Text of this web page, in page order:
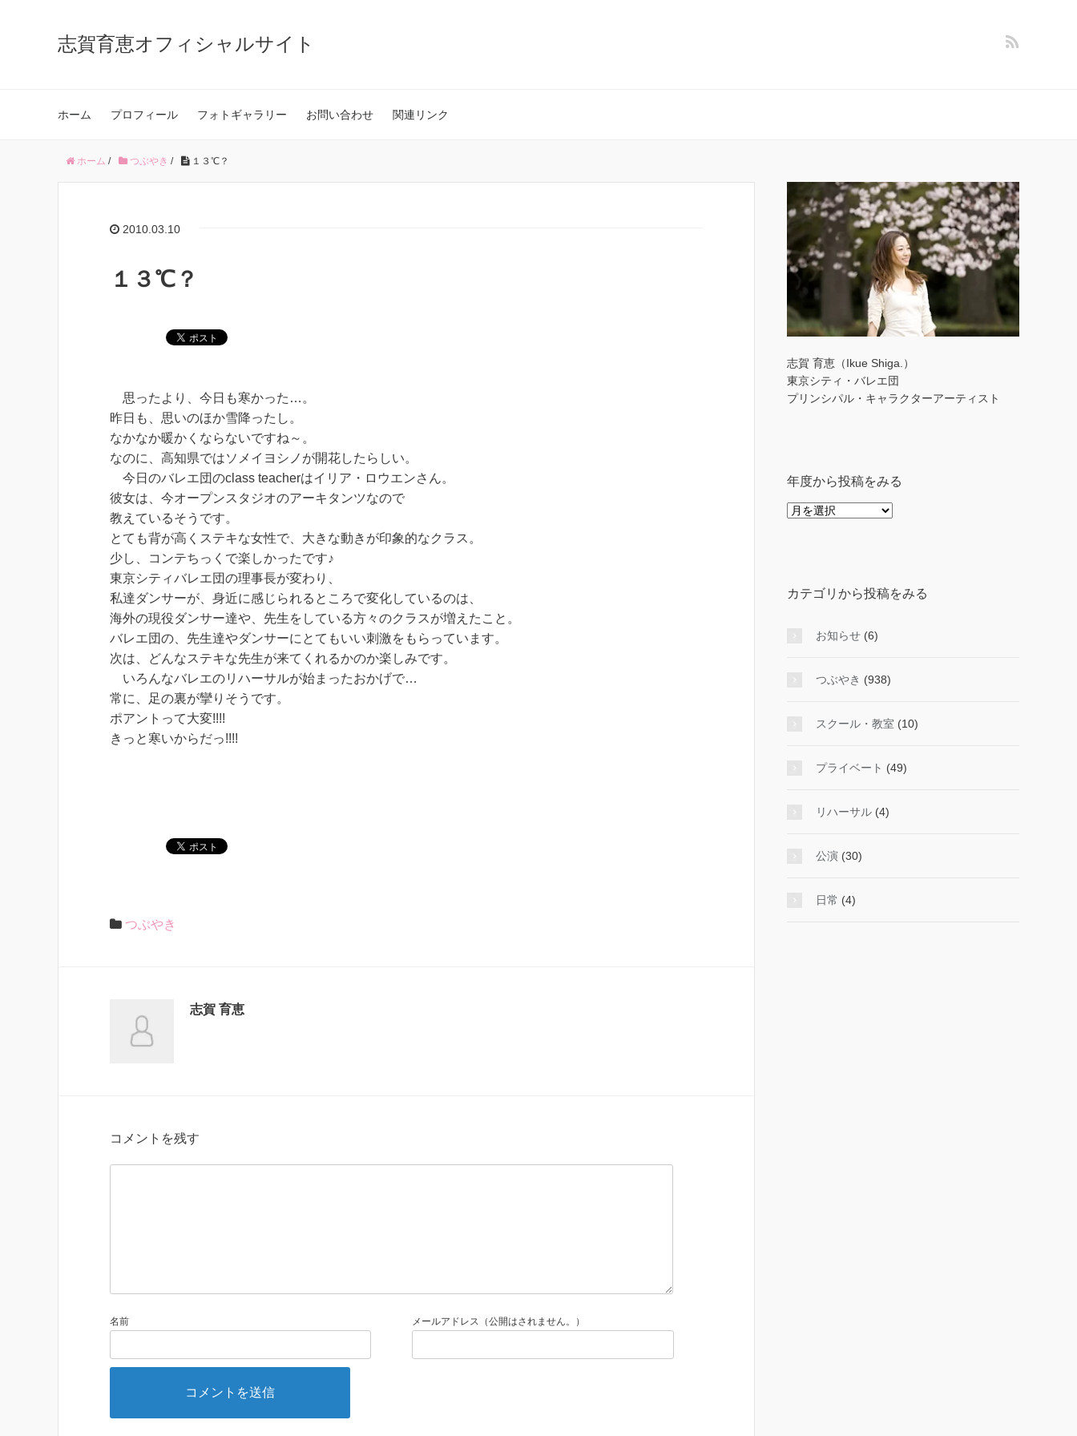
志賀育恵オフィシャルサイト
ホーム プロフィール フォトギャラリー お問い合わせ 関連リンク
ホーム / つぶやき / １３℃？
2010.03.10
１３℃？
思ったより、今日も寒かった…。
昨日も、思いのほか雪降ったし。
なかなか暖かくならないですね～。
なのに、高知県ではソメイヨシノが開花したらしい。
今日のバレエ団のclass teacherはイリア・ロウエンさん。
彼女は、今オープンスタジオのアーキタンツなので
教えているそうです。
とても背が高くステキな女性で、大きな動きが印象的なクラス。
少し、コンテちっくで楽しかったです♪
東京シティバレエ団の理事長が変わり、
私達ダンサーが、身近に感じられるところで変化しているのは、
海外の現役ダンサー達や、先生をしている方々のクラスが増えたこと。
バレエ団の、先生達やダンサーにとてもいい刺激をもらっています。
次は、どんなステキな先生が来てくれるかのか楽しみです。
いろんなバレエのリハーサルが始まったおかげで…
常に、足の裏が攣りそうです。
ポアントって大変!!!!
きっと寒いからだっ!!!!
つぶやき
志賀 育恵
コメントを残す
名前 メールアドレス（公開はされません。）
志賀 育恵（Ikue Shiga.）
東京シティ・バレエ団
プリンシパル・キャラクターアーティスト
年度から投稿をみる
年
稿
み
カテゴリから投稿をみる
お知らせ (6)
つぶやき (938)
スクール・教室 (10)
プライベート (49)
リハーサル (4)
公演 (30)
日常 (4)